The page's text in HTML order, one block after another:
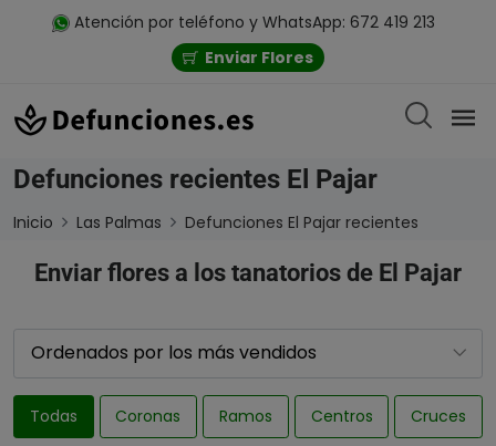
Atención por teléfono y WhatsApp: 672 419 213
Enviar Flores
Defunciones recientes El Pajar
Inicio Las Palmas Defunciones El Pajar recientes
Enviar flores a los tanatorios de El Pajar
Todas Coronas Ramos Centros Cruces